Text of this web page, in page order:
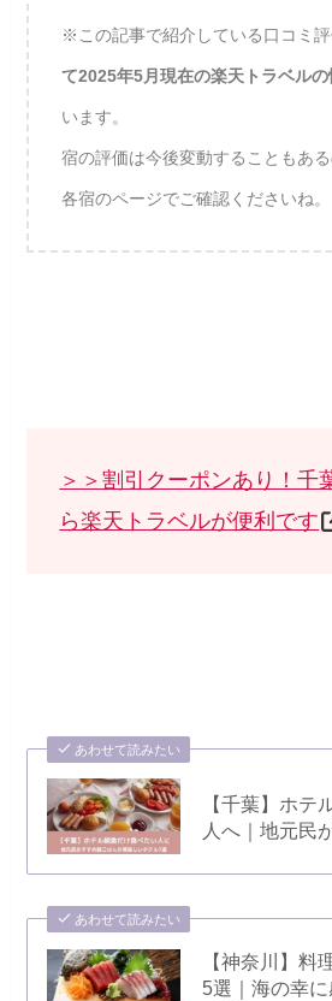
※この記事で紹介している口コミ
て2025年5月現在の楽天トラベルの
います。
宿の評価は今後変動することもあ
各宿のページでご確認くださいね。
＞＞割引クーポンあり！千
ら楽天トラベルが便利です
あわせて読みたい
【千葉】ホテ
人へ｜地元民
あわせて読みたい
【神奈川】料
5選｜海の幸